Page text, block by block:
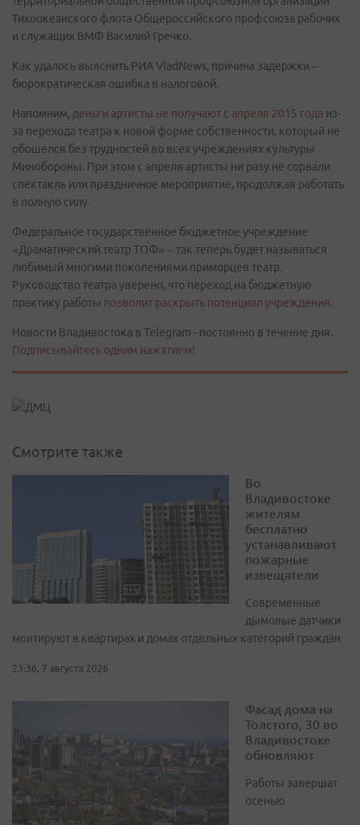
Тихоокеанского флота Общероссийского профсоюза рабочих
и служащих ВМФ Василий Гречко.
Как удалось выяснить РИА VladNews, причина задержки –
бюрократическая ошибка в налоговой.
Напомним, деньги артисты не получают с апреля 2015 года из-
за перехода театра к новой форме собственности, который не
обошелся без трудностей во всех учреждениях культуры
Минобороны. При этом с апреля артисты ни разу не сорвали
спектакль или праздничное мероприятие, продолжая работать
в полную силу.
Федеральное государственное бюджетное учреждение
«Драматический театр ТОФ» – так теперь будет называться
любимый многими поколениями приморцев театр.
Руководство театра уверено, что переход на бюджетную
практику работы позволит раскрыть потенциал учреждения.
Новости Владивостока в Telegram - постоянно в течение дня.
Подписывайтесь одним нажатием!
Смотрите также
Во
Владивостоке
жителям
бесплатно
устанавливают
пожарные
извещатели
Современные
дымовые датчики
монтируют в квартирах и домах отдельных категорий граждан
23:36, 7 августа 2026
Фасад дома на
Толстого, 30 во
Владивостоке
обновляют
Работы завершат
осенью